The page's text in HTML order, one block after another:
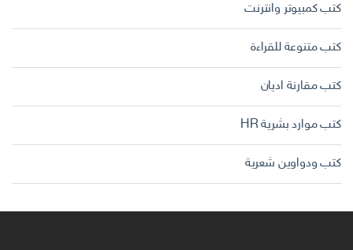
كتب كمبيوتر وانترنت
كتب متنوعة للقراءة
كتب مقارنة اديان
كتب موارد بشرية HR
كتب ودواوين شعرية